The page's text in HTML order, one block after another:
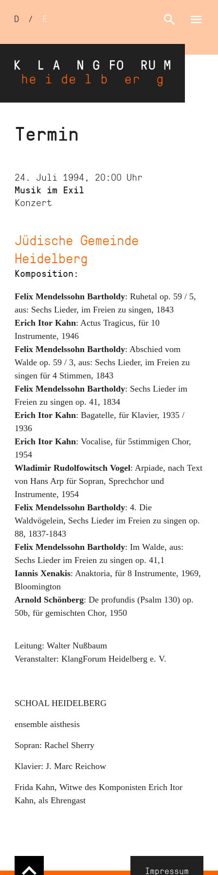
Direkt
Sprachumschalter
D / E
Termin
24. Juli 1994, 20:00 Uhr
Musik im Exil
Konzert
Jüdische Gemeinde
Heidelberg
Komposition:
Felix Mendelssohn Bartholdy: Ruhetal op. 59 / 5,
aus: Sechs Lieder, im Freien zu singen, 1843
Erich Itor Kahn: Actus Tragicus, für 10
Instrumente, 1946
Felix Mendelssohn Bartholdy: Abschied vom
Walde op. 59 / 3, aus: Sechs Lieder, im Freien zu
singen für 4 Stimmen, 1843
Felix Mendelssohn Bartholdy: Sechs Lieder im
Freien zu singen op. 41, 1834
Erich Itor Kahn: Bagatelle, für Klavier, 1935 /
1936
Erich Itor Kahn: Vocalise, für 5stimmigen Chor,
1954
Wladimir Rudolfowitsch Vogel: Arpiade, nach Text
von Hans Arp für Sopran, Sprechchor und
Instrumente, 1954
Felix Mendelssohn Bartholdy: 4. Die
Waldvögelein, Sechs Lieder im Freien zu singen op.
88, 1837-1843
Felix Mendelssohn Bartholdy: Im Walde, aus:
Sechs Lieder im Freien zu singen op. 41,1
Iannis Xenakis: Anaktoria, für 8 Instrumente, 1969,
Bloomington
Arnold Schönberg: De profundis (Psalm 130) op.
50b, für gemischten Chor, 1950
Leitung: Walter Nußbaum
Veranstalter: KlangForum Heidelberg e. V.
SCHOAL HEIDELBERG
ensemble aisthesis
Sopran: Rachel Sherry
Klavier: J. Marc Reichow
Frida Kahn, Witwe des Komponisten Erich Itor
Kahn, als Ehrengast
Navigation
Impressum